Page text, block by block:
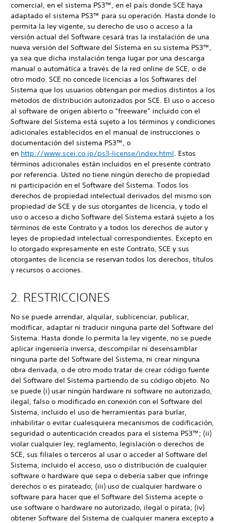
comercial, en el sistema PS3™, en el país donde SCE haya
adaptado el sistema PS3™ para su operación. Hasta donde lo
permita la ley vigente, su derecho de uso o acceso a la
versión actual del Software cesará tras la instalación de una
nueva versión del Software del Sistema en su sistema PS3™,
ya sea que dicha instalación tenga lugar por una descarga
manual o automática a través de la red online de SCE, o de
otro modo. SCE no concede licencias a los Softwares del
Sistema que los usuarios obtengan por medios distintos a los
métodos de distribución autorizados por SCE. El uso o acceso
al software de origen abierto o “freeware” incluido con el
Software del Sistema está sujeto a los términos y condiciones
adicionales establecidos en el manual de instrucciones o
documentación del sistema PS3™, o
en http://www.scei.co.jp/ps3-license/index.html. Estos
términos adicionales están incluidos en el presente contrato
por referencia. Usted no tiene ningún derecho de propiedad
ni participación en el Software del Sistema. Todos los
derechos de propiedad intelectual derivados del mismo son
propiedad de SCE y de sus otorgantes de licencia, y todo el
uso o acceso a dicho Software del Sistema estará sujeto a los
términos de este Contrato y a todos los derechos de autor y
leyes de propiedad intelectual correspondientes. Excepto en
lo otorgado expresamente en este Contrato, SCE y sus
otorgantes de licencia se reservan todos los derechos, títulos
y recursos o acciones.
2. RESTRICCIONES
No se puede arrendar, alquilar, sublicenciar, publicar,
modificar, adaptar ni traducir ninguna parte del Software del
Sistema. Hasta donde lo permita la ley vigente, no se puede
aplicar ingeniería inversa, descompilar ni desensamblar
ninguna parte del Software del Sistema, ni crear ninguna
obra derivada, o de otro modo tratar de crear código fuente
del Software del Sistema partiendo de su código objeto. No
se puede (i) usar ningún hardware ni software no autorizado,
ilegal, falso o modificado en conexión con el Software del
Sistema, incluido el uso de herramientas para burlar,
inhabilitar o evitar cualesquiera mecanismos de codificación,
seguridad o autenticación creados para el sistema PS3™; (ii)
violar cualquier ley, reglamento, legislación o derechos de
SCE, sus filiales o terceros al usar o acceder al Software del
Sistema, incluido el acceso, uso o distribución de cualquier
software o hardware que sepa o debería saber que infringe
derechos o es pirateado; (iii) uso de cualquier hardware o
software para hacer que el Software del Sistema acepte o
use software o hardware no autorizado, ilegal o pirata; (iv)
obtener Software del Sistema de cualquier manera excepto a